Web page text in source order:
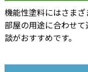
機能性塗料にはさま
部屋の用途に合わせ
談がおすすめです。